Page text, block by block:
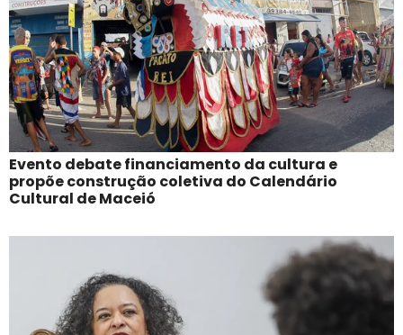
Evento debate financiamento da cultura e
propõe construção coletiva do Calendário
Cultural de Maceió